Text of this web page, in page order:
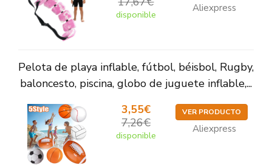
disponible
Aliexpress
Pelota de playa inflable, fútbol, béisbol, Rugby,
baloncesto, piscina, globo de juguete inflable,...
3,55€
7,26€
disponible
VER PRODUCTO
Aliexpress